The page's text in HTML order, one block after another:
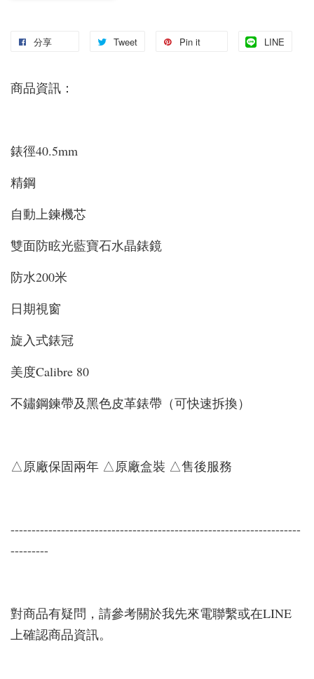
分享 Tweet Pin it LINE
商品資訊：
錶徑40.5mm
精鋼
自動上鍊機芯
雙面防眩光藍寶石水晶錶鏡
防水200米
日期視窗
旋入式錶冠
美度Calibre 80
不鏽鋼鍊帶及黑色皮革錶帶（可快速拆換）
△原廠保固兩年 △原廠盒裝 △售後服務
---------------------------------------------------------------------
---------
對商品有疑問，請參考關於我先來電聯繫或在LINE
上確認商品資訊。